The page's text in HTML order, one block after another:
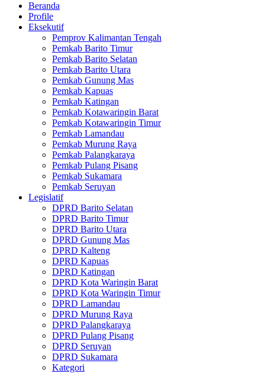
Beranda
Profile
Eksekutif
Pemprov Kalimantan Tengah
Pemkab Barito Timur
Pemkab Barito Selatan
Pemkab Barito Utara
Pemkab Gunung Mas
Pemkab Kapuas
Pemkab Katingan
Pemkab Kotawaringin Barat
Pemkab Kotawaringin Timur
Pemkab Lamandau
Pemkab Murung Raya
Pemkab Palangkaraya
Pemkab Pulang Pisang
Pemkab Sukamara
Pemkab Seruyan
Legislatif
DPRD Barito Selatan
DPRD Barito Timur
DPRD Barito Utara
DPRD Gunung Mas
DPRD Kalteng
DPRD Kapuas
DPRD Katingan
DPRD Kota Waringin Barat
DPRD Kota Waringin Timur
DPRD Lamandau
DPRD Murung Raya
DPRD Palangkaraya
DPRD Pulang Pisang
DPRD Seruyan
DPRD Sukamara
Kategori